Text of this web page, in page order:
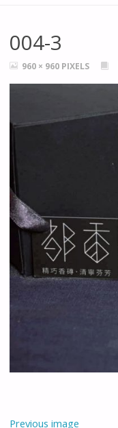
004-3
FULL960 × 960 PIXELS
Previous image